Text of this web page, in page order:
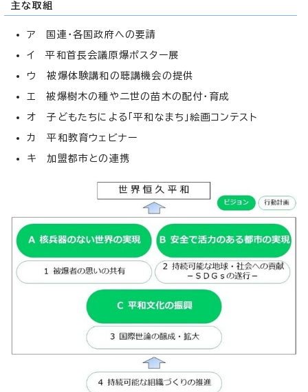
主な取組
ア 国連・各国政府への要請
イ 平和首長会議原爆ポスター展
ウ 被爆体験講和の聴講機会の提供
エ 被爆樹木の種や二世の苗木の配付・育成
オ 子どもたちによる「平和なまち」絵画コンテスト
カ 平和教育ウェビナー
キ 加盟都市との連携